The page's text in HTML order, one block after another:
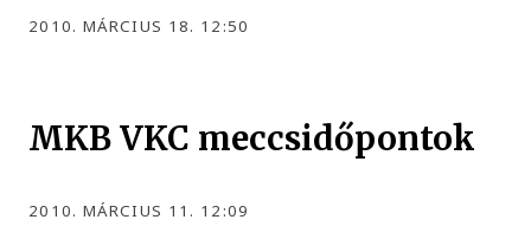
2010. MÁRCIUS 18. 12:50
MKB VKC meccsidőpontok
2010. MÁRCIUS 11. 12:09